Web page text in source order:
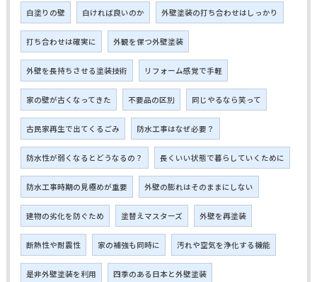
白塗りの壁 白ければ良いのか 外壁塗装の打ち合わせはしっかり
打ち合わせは確実に 外観を保つ外壁塗装
外壁を長持ちさせる塗装技術 リフォーム感覚で手軽
家の壁が古くなってきた 不要品の区別 同じやるなら笑って
古民家再生で出てくるごみ 防水工事はなぜ必要？
防水性が弱くなるとどうなるの？ 長くいい状態で暮らしていくために
防水工事時期の見極めが重要 外壁の膨れはそのままにしない
建物の劣化を防ぐため 塗替えマスターズ 外壁を再塗装
断熱性や耐震性 家の補強も同時に 汚れや空気を浄化する機能
是非外壁塗装を利用 四季のある日本と外壁塗装